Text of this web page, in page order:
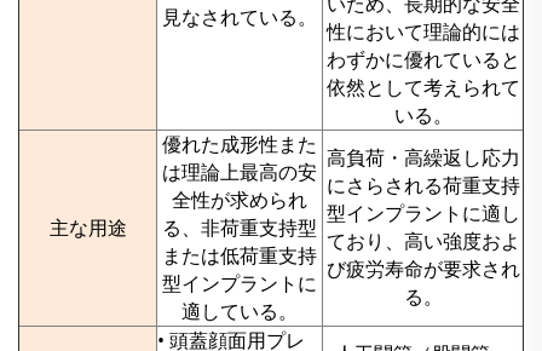
見なされている。
性において理論的には
わずかに優れていると
依然として考えられて
いる。
主な用途
優れた成形性また
は理論上最高の安
全性が求められ
る、非荷重支持型
または低荷重支持
型インプラントに
適している。
高負荷・高繰返し応力
にさらされる荷重支持
型インプラントに適し
ており、高い強度およ
び疲労寿命が要求され
る。
• 頭蓋顔面用プレ